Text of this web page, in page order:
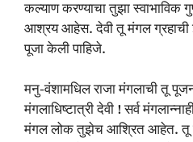
कल्याण करण्याचा तुझा स्वाभाविक
आश्रय आहेस. देवी तू मंगल ग्रहाची
पूजा केली पाहिजे.
मनु-वंशामधिल राजा मंगलाची तू
मंगलाधिष्टात्री देवी ! सर्व
मंगल लोक तुझेच आश्रित आहेत. तू